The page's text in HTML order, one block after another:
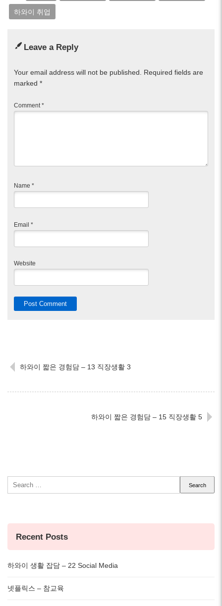
하와이 취업
Leave a Reply
Your email address will not be published. Required fields are
marked *
Comment*
Name *
Email *
Website
하와이 짧은 경험담 – 13 직장생활 3
하와이 짧은 경험담 – 15 직장생활 5
for:
Recent Posts
하와이 생활 잡담 – 22 Social Media
넷플릭스 – 참교육